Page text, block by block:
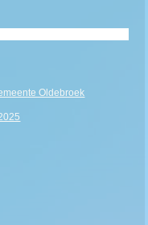
Oldebroek